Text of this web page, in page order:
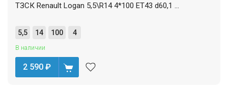
ТЗСК Renault Logan 5,5\R14 4*100 ET43 d60,1 ...
5,5 14 100 4
В наличии
2 590 ₽